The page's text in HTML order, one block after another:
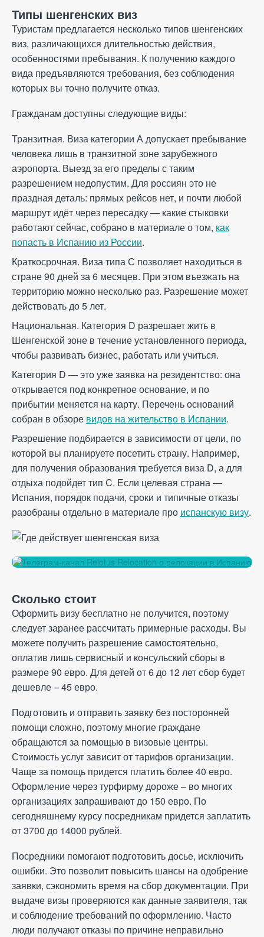
Типы шенгенских виз
Туристам предлагается несколько типов шенгенских
виз, различающихся длительностью действия,
особенностями пребывания. К получению каждого
вида предъявляются требования, без соблюдения
которых вы точно получите отказ.
Гражданам доступны следующие виды:
Транзитная. Виза категории А допускает пребывание
человека лишь в транзитной зоне зарубежного
аэропорта. Выезд за его пределы с таким
разрешением недопустим. Для россиян это не
праздная деталь: прямых рейсов нет, и почти любой
маршрут идёт через пересадку — какие стыковки
работают сейчас, собрано в материале о том, как
попасть в Испанию из России.
Краткосрочная. Виза типа С позволяет находиться в
стране 90 дней за 6 месяцев. При этом въезжать на
территорию можно несколько раз. Разрешение может
действовать до 5 лет.
Национальная. Категория D разрешает жить в
Шенгенской зоне в течение установленного периода,
чтобы развивать бизнес, работать или учиться.
Категория D — это уже заявка на резидентство: она
открывается под конкретное основание, и по
прибытии меняется на карту. Перечень оснований
собран в обзоре видов на жительство в Испании.
Разрешение подбирается в зависимости от цели, по
которой вы планируете посетить страну. Например,
для получения образования требуется виза D, а для
отдыха подойдет тип C. Если целевая страна —
Испания, порядок подачи, сроки и типичные отказы
разобраны отдельно в материале про испанскую визу.
Сколько стоит
Оформить визу бесплатно не получится, поэтому
следует заранее рассчитать примерные расходы. Вы
можете получить разрешение самостоятельно,
оплатив лишь сервисный и консульский сборы в
размере 90 евро. Для детей от 6 до 12 лет сбор будет
дешевле – 45 евро.
Подготовить и отправить заявку без посторонней
помощи сложно, поэтому многие граждане
обращаются за помощью в визовые центры.
Стоимость услуг зависит от тарифов организации.
Чаще за помощь придется платить более 40 евро.
Оформление через турфирму дороже – во многих
организациях запрашивают до 150 евро. По
сегодняшнему курсу посредникам придется заплатить
от 3700 до 14000 рублей.
Посредники помогают подготовить досье, исключить
ошибки. Это позволит повысить шансы на одобрение
заявки, сэкономить время на сбор документации. При
выдаче визы проверяются как данные заявителя, так
и соблюдение требований по оформлению. Часто
люди получают отказы по причине неправильно